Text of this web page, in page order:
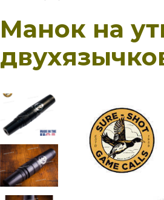
Манок на